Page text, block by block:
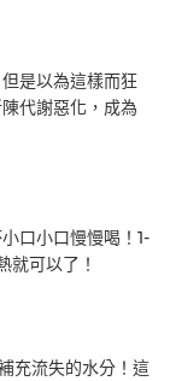
是以為這樣而狂
代謝惡化，成為
口小口慢慢喝！1-
就可以了！
充流失的水分！這